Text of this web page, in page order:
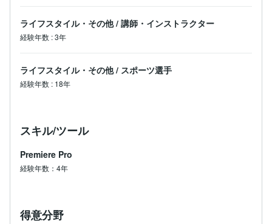
ライフスタイル・その他 / 講師・インストラクター
経験年数 :3年
ライフスタイル・その他 / スポーツ選手
経験年数 : 18年
スキル/ツール
Premiere Pro
経験年数：4年
得意分野